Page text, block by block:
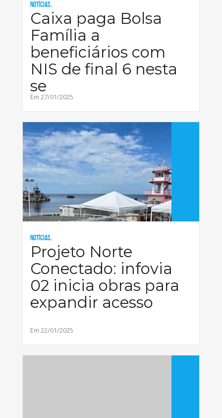
Notícias,
Caixa paga Bolsa
Família a
beneficiários com
NIS de final 6 nesta
se
Em 27/01/2025
Notícias,
Projeto Norte
Conectado: infovia
02 inicia obras para
expandir acesso
Em 22/01/2025